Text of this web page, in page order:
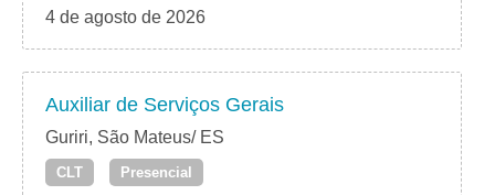
4 de agosto de 2026
Auxiliar de Serviços Gerais
Guriri, São Mateus/ ES
CLT Presencial